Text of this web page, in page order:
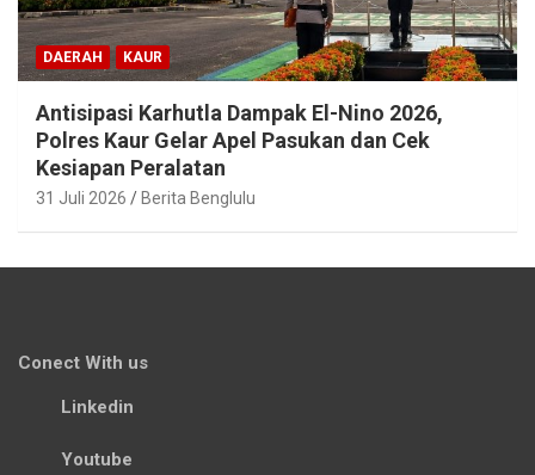
DAERAH KAUR
Antisipasi Karhutla Dampak El-Nino 2026,
Polres Kaur Gelar Apel Pasukan dan Cek
Kesiapan Peralatan
31 Juli 2026 Berita Benglulu
Conect With us
Linkedin
Youtube